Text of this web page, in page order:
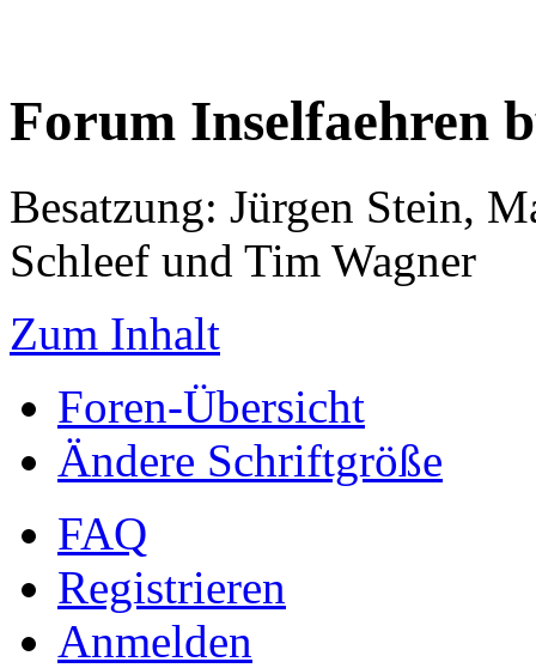
Forum Inselfaehren
Besatzung: Jürgen Stein,
Schleef und Tim Wagner
Zum Inhalt
Foren-Übersicht
Ändere Schriftgröße
FAQ
Registrieren
Anmelden